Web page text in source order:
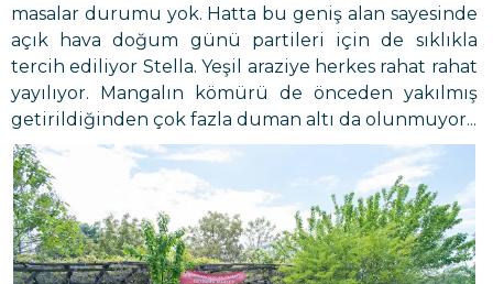
masalar durumu yok. Hatta bu geniş alan sayesinde
açık hava doğum günü partileri için de sıklıkla
tercih ediliyor Stella. Yeşil araziye herkes rahat rahat
yayılıyor. Mangalın kömürü de önceden yakılmış
getirildiğinden çok fazla duman altı da olunmuyor...